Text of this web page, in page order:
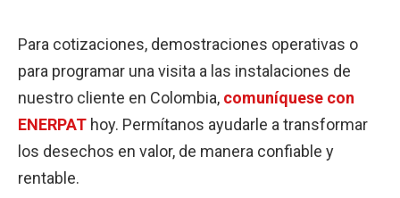
Para cotizaciones, demostraciones operativas o
para programar una visita a las instalaciones de
nuestro cliente en Colombia, comuníquese con
ENERPAT hoy. Permítanos ayudarle a transformar
los desechos en valor, de manera confiable y
rentable.